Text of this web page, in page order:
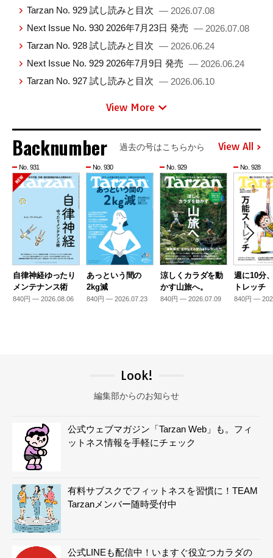
Tarzan No. 929 試し読みと目次 — 2026.07.08
Next Issue No. 930 2026年7月23日 発売 — 2026.07.08
Tarzan No. 928 試し読みと目次 — 2026.06.24
Next Issue No. 929 2026年7月9日 発売 — 2026.06.24
Tarzan No. 927 試し読みと目次 — 2026.06.10
View More
Backnumber 過去の号はこちらから View All
No. 931
自律神経ゆったり
メンテナンス術
840円 — 2026.08.06
No. 930
あっという間の
2kg減
840円 — 2026.07.23
No. 929
涼しくカラダを動
かす山旅へ。
840円 — 2026.07.09
No. 928
週に10分
トレッチ
840円 —
Look!
編集部からのお知らせ
公式ウェブマガジン「Tarzan Web」も。フィ
ットネス情報を手軽にチェック
有料サブスクでフィットネスを習慣に！TEAM
Tarzanメンバー随時受付中
公式LINEも配信中！いますぐ役立つカラダの